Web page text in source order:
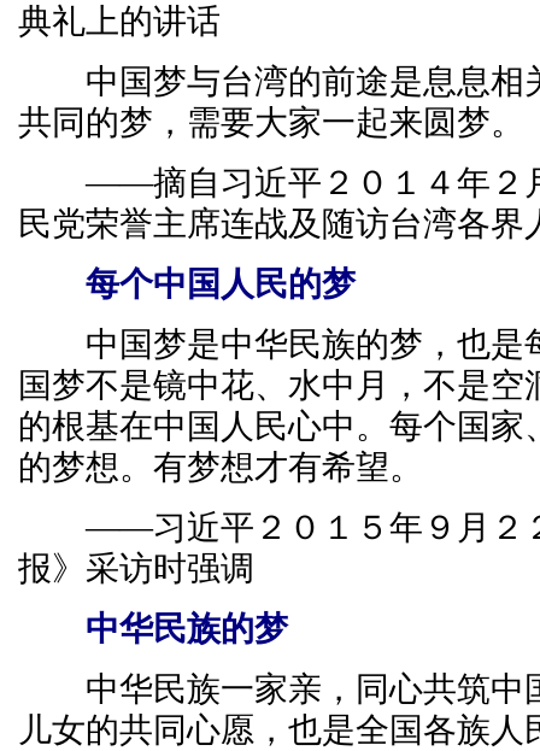
典礼上的讲话
中国梦与台湾的前途是息息相
共同的梦，需要大家一起来圆梦。
——摘自习近平２０１４年２
民党荣誉主席连战及随访台湾各界
每个中国人民的梦
中国梦是中华民族的梦，也是
国梦不是镜中花、水中月，不是空
的根基在中国人民心中。每个国家
的梦想。有梦想才有希望。
——习近平２０１５年９月２
报》采访时强调
中华民族的梦
中华民族一家亲，同心共筑中
儿女的共同心愿，也是全国各族